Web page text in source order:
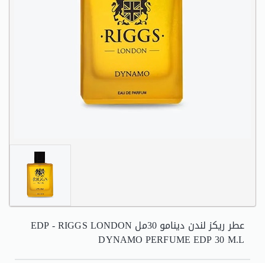
عطر ريكز لندن دينامو 30مل EDP - RIGGS LONDON
DYNAMO PERFUME EDP 30 M.L